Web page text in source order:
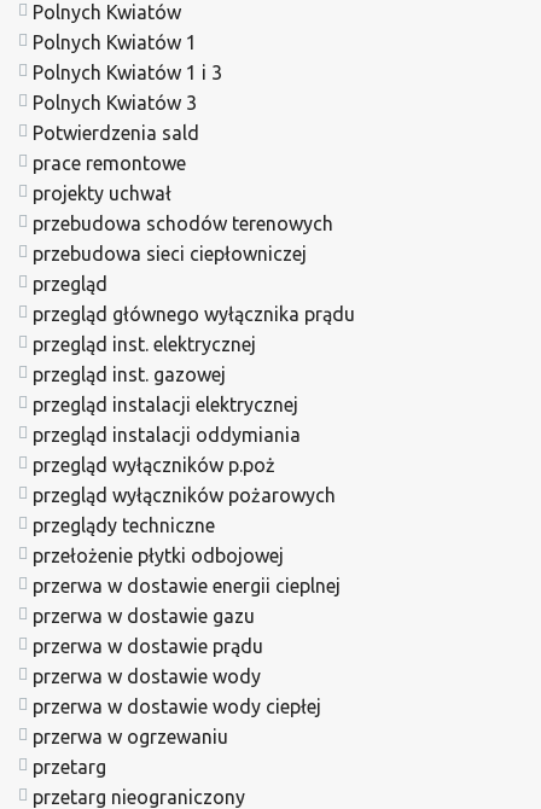
Polnych Kwiatów
Polnych Kwiatów 1
Polnych Kwiatów 1 i 3
Polnych Kwiatów 3
Potwierdzenia sald
prace remontowe
projekty uchwał
przebudowa schodów terenowych
przebudowa sieci ciepłowniczej
przegląd
przegląd głównego wyłącznika prądu
przegląd inst. elektrycznej
przegląd inst. gazowej
przegląd instalacji elektrycznej
przegląd instalacji oddymiania
przegląd wyłączników p.poż
przegląd wyłączników pożarowych
przeglądy techniczne
przełożenie płytki odbojowej
przerwa w dostawie energii cieplnej
przerwa w dostawie gazu
przerwa w dostawie prądu
przerwa w dostawie wody
przerwa w dostawie wody ciepłej
przerwa w ogrzewaniu
przetarg
przetarg nieograniczony